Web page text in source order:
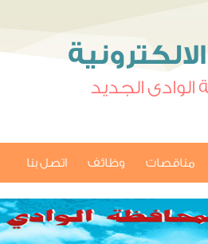
الجديد
مناقصات وظائف اتصل بنا